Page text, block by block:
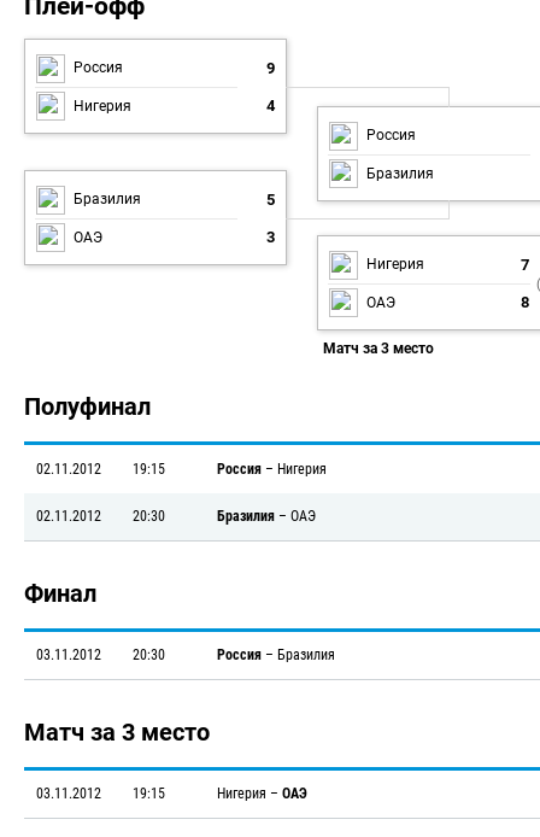
Плей-офф
Россия 9
Нигерия 4
Бразилия 5
ОАЭ 3
Россия
Бразилия
Нигерия 7
ОАЭ 8
Матч за 3 место
Полуфинал
02.11.2012 19:15 Россия – Нигерия
02.11.2012 20:30 Бразилия – ОАЭ
Финал
03.11.2012 20:30 Россия – Бразилия
Матч за 3 место
03.11.2012 19:15 Нигерия – ОАЭ